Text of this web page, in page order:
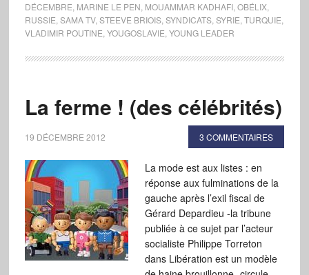
DÉCEMBRE MARINE LE PEN MOUAMMAR KADHAFI, OBÉLIX,
RUSSIE SAMA TV, STEEVE BRIOIS, SYNDICATS, SYRIE TURQUIE
VLADIMIR POUTINE YOUGOSLAVIE YOUNG LEADER
La ferme ! (des célébrités)
19 DÉCEMBRE 2012 3 COMMENTAIRES
La mode est aux listes : en
réponse aux fulminations de la
gauche après l’exil fiscal de
Gérard Depardieu -la tribune
publiée à ce sujet par l’acteur
socialiste Philippe Torreton
dans Libération est un modèle